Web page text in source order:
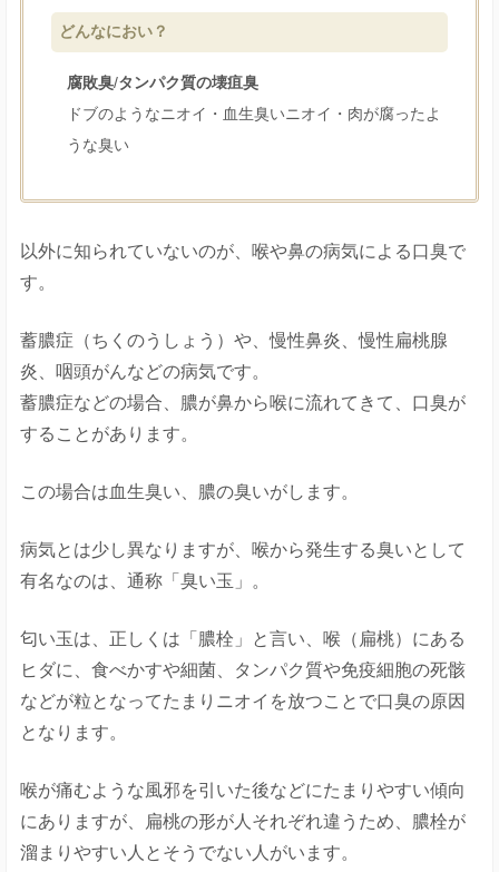
どんなにおい？
腐敗臭/タンパク質の壊疽臭
ドブのようなニオイ・血生臭いニオイ・肉が腐ったよ
うな臭い
以外に知られていないのが、喉や鼻の病気による口臭で
す。
蓄膿症（ちくのうしょう）や、慢性鼻炎、慢性扁桃腺
炎、咽頭がんなどの病気です。
蓄膿症などの場合、膿が鼻から喉に流れてきて、口臭が
することがあります。
この場合は血生臭い、膿の臭いがします。
病気とは少し異なりますが、喉から発生する臭いとして
有名なのは、通称「臭い玉」。
匂い玉は、正しくは「膿栓」と言い、喉（扁桃）にある
ヒダに、食べかすや細菌、タンパク質や免疫細胞の死骸
などが粒となってたまりニオイを放つことで口臭の原因
となります。
喉が痛むような風邪を引いた後などにたまりやすい傾向
にありますが、扁桃の形が人それぞれ違うため、膿栓が
溜まりやすい人とそうでない人がいます。